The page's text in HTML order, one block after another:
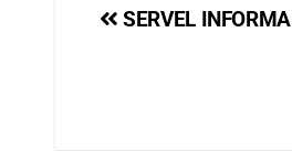
SERVEL INFORMA